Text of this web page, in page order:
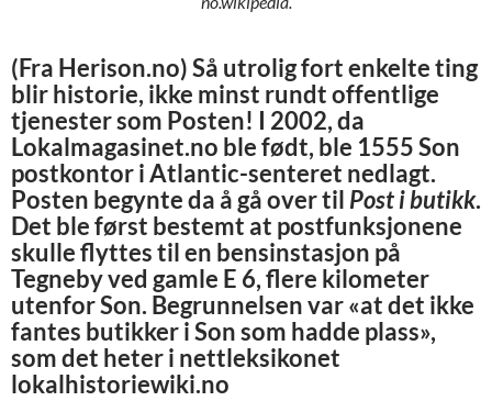
(Fra Herison.no)Så utrolig fort enkelte ting
blir historie, ikke minst rundt offentlige
tjenester som Posten! I 2002, da
Lokalmagasinet.no ble født, ble 1555 Son
postkontor i Atlantic-senteret nedlagt.
Posten begynte da å gå over til Post i butikk.
Det ble først bestemt at postfunksjonene
skulle flyttes til en bensinstasjon på
Tegneby ved gamle E 6, flere kilometer
utenfor Son. Begrunnelsen var «at det ikke
fantes butikker i Son som hadde plass»,
som det heter i nettleksikonet
lokalhistoriewiki.no